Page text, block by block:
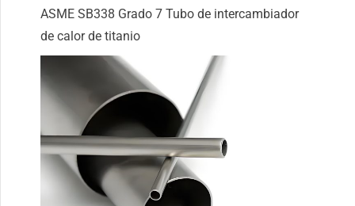
ASME SB338 Grado 7 Tubo de intercambiador
de calor de titanio